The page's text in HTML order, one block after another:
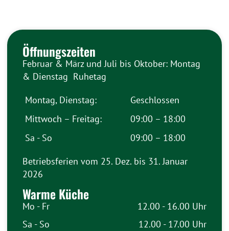
Öffnungszeiten
Februar & März und Juli bis Oktober: Montag
& Dienstag Ruhetag
Montag, Dienstag:
Geschlossen
Mittwoch – Freitag:
09:00 – 18:00
Sa - So
09:00 – 18:00
Betriebsferien vom 25. Dez. bis 31. Januar
2026
Warme Küche
Mo - Fr
12.00 - 16.00 Uhr
Sa - So
12.00 - 17.00 Uhr